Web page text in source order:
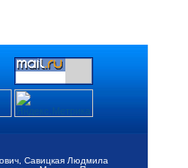
Савицкая Людмила